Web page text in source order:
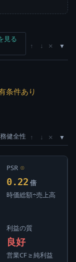
見る
↑ ↓ ×
条件あり
健全性 ↑ ↓ ×
PSR ⊙
0.22 倍
時価総額÷売上高
利益の質
良好
営業CF ≥ 純利益